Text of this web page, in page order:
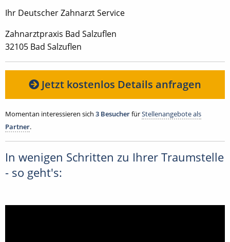
Ihr Deutscher Zahnarzt Service
Zahnarztpraxis Bad Salzuflen
32105 Bad Salzuflen
Jetzt kostenlos Details anfragen
Momentan interessieren sich 3 BesucherfürStellenangebote als
Partner.
In wenigen Schritten zu Ihrer Traumstelle
- so geht's: